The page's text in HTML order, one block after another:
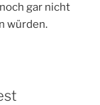
gar nicht
würden.